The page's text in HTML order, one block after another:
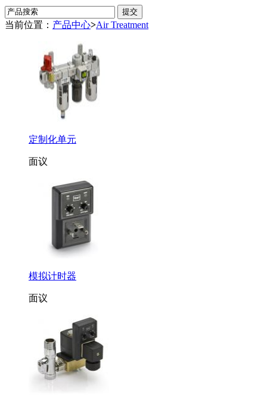
当前位置： 产品中心>Air Treatment
定制化单元
面议
模拟计时器
面议